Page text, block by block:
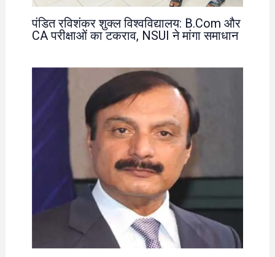
पंडित रविशंकर शुक्ल विश्वविद्यालय: B.Com और
CA परीक्षाओं का टकराव, NSUI ने मांगा समाधान